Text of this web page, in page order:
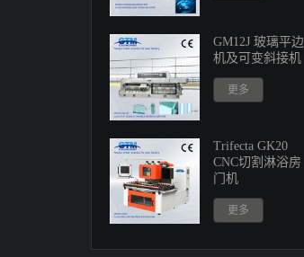
GM12J 玻璃平边
机及可变斜接机
更多
Trifecta GK20
CNC切割淋浴房
门机
更多